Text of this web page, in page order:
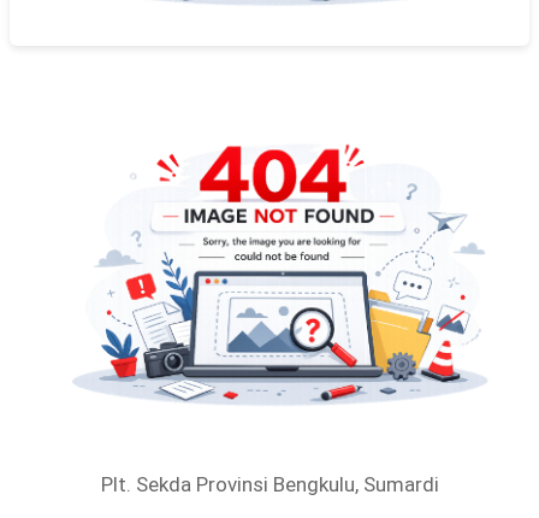
Plt. Sekda Provinsi Bengkulu, Sumardi